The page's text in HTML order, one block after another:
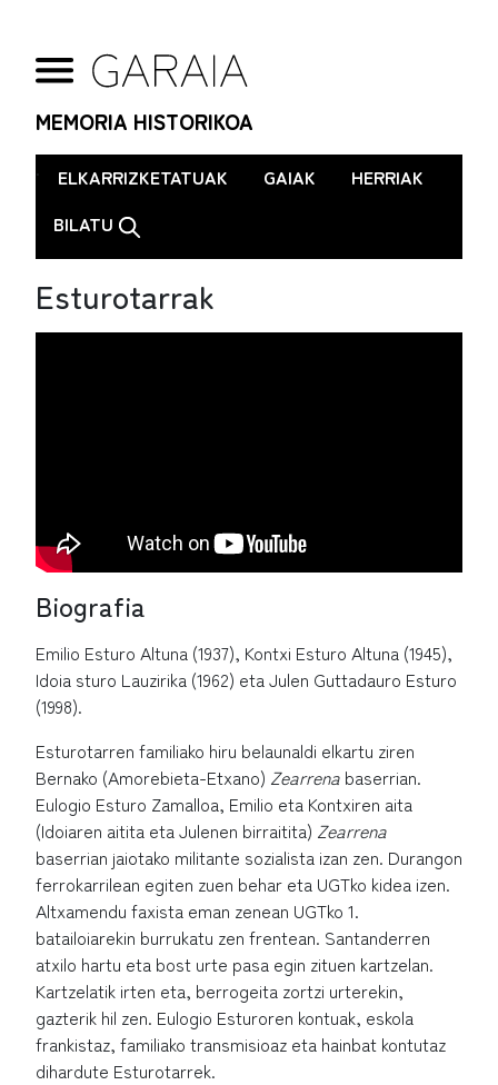
MEMORIA HISTORIKOA
. ELKARRIZKETATUAK GAIAK
HERRIAK
BILATU
Esturotarrak
Biografia
Emilio Esturo Altuna (1937), Kontxi Esturo Altuna (1945),
Idoia sturo Lauzirika (1962) eta Julen Guttadauro Esturo
(1998).
Esturotarren familiako hiru belaunaldi elkartu ziren
Bernako (Amorebieta-Etxano) Zearrena baserrian.
Eulogio Esturo Zamalloa, Emilio eta Kontxiren aita
(Idoiaren aitita eta Julenen birraitita) Zearrena
baserrian jaiotako militante sozialista izan zen. Durangon
ferrokarrilean egiten zuen behar eta UGTko kidea izen.
Altxamendu faxista eman zenean UGTko 1.
batailoiarekin burrukatu zen frentean. Santanderren
atxilo hartu eta bost urte pasa egin zituen kartzelan.
Kartzelatik irten eta, berrogeita zortzi urterekin,
gazterik hil zen. Eulogio Esturoren kontuak, eskola
frankistaz, familiako transmisioaz eta hainbat kontutaz
dihardute Esturotarrek.